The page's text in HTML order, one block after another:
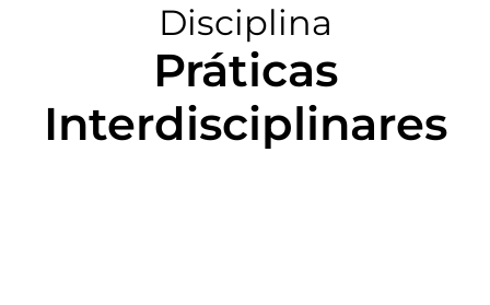
Disciplina
Práticas
Interdisciplinares